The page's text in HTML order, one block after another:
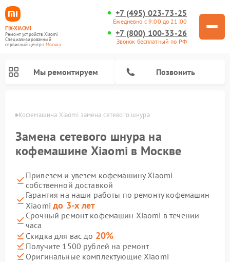
FIX-XIAOMI
Ремонт устройств Xiaomi
Специализированный
cервисный центр г.Москва
+7 (495) 023-73-25
Ежедневно с 9:00 до 21:00
+7 (800) 100-33-26
Звонок бесплатный по РФ
Мы ремонтируем Позвонить
Кофемашина Xiaomi замена сетевого шнура
Замена сетевого шнура на
кофемашине Xiaomi в Москве
Привезем и увезем кофемашину Xiaomi
собственной доставкой
Гарантия на наши работы по ремонту кофемашин
Xiaomiдо 3-х лет
Срочный ремонт кофемашин Xiaomi в течении
часа
Скидка для вас до 20%
Получите 1500 рублей на ремонт
Оригинальные комплектующие Xiaomi